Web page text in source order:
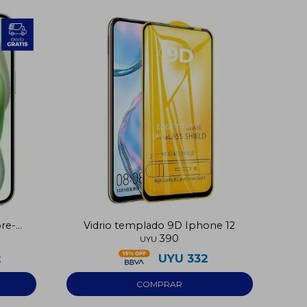
Vidrio templado 9D Iphone 12
UYU 390
UYU 332